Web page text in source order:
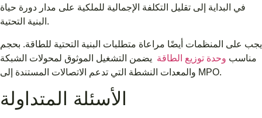
في البداية إلى تقليل التكلفة الإجمالية للملكية على مدار دورة حياة
البنية التحتية.
يجب على المنظمات أيضًا مراعاة متطلبات البنية التحتية للطاقة. بحجم
مناسب وحدة توزيع الطاقة يضمن التشغيل الموثوق لمحولات الشبكة
والمعدات النشطة التي تدعم الاتصالات المستندة إلى MPO.
الأسئلة المتداولة